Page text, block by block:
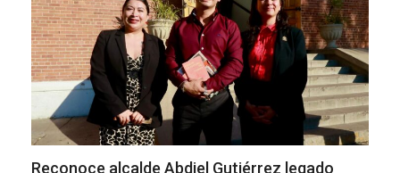
Reconoce alcalde Abdiel Gutiérrez legado